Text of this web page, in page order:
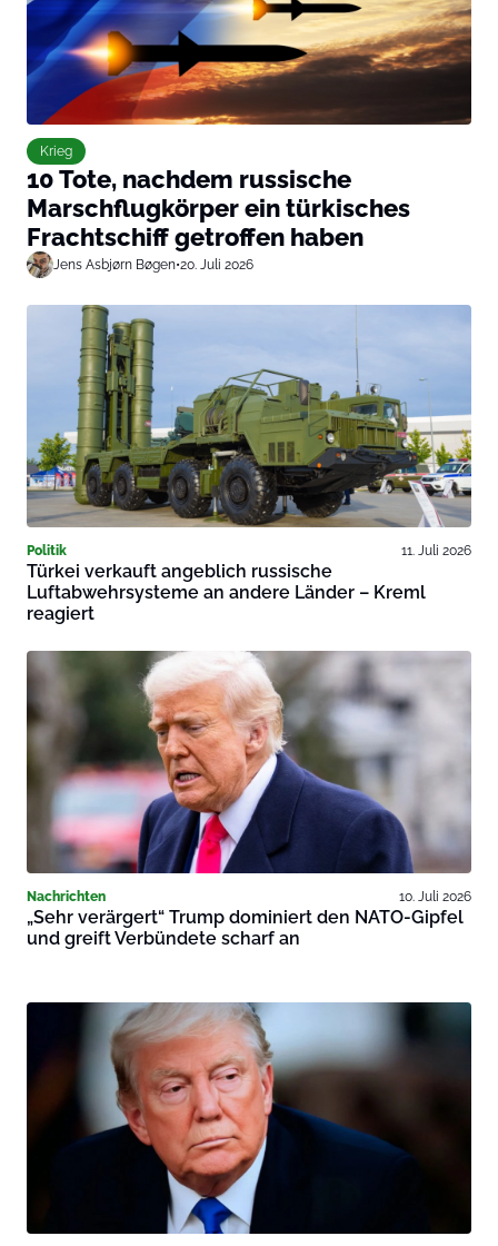
Krieg
10 Tote, nachdem russische
Marschflugkörper ein türkisches
Frachtschiff getroffen haben
Jens Asbjørn Bøgen•20. Juli 2026
Politik 11. Juli 2026
Türkei verkauft angeblich russische
Luftabwehrsysteme an andere Länder – Kreml
reagiert
Nachrichten 10. Juli 2026
„Sehr verärgert“ Trump dominiert den NATO-Gipfel
und greift Verbündete scharf an